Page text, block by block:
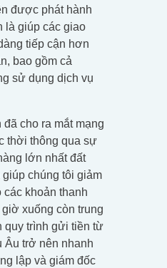
được phát hành
là giúp các giao
tiếp cận hơn
bao gồm cả
sử dụng dịch vụ
đã cho ra mắt mạng
thời thông qua sự
lớn nhất đất
chúng tôi giảm
khoản thanh
xuống còn trung
quy trình gửi tiền từ
Âu trở nên nhanh
lập và giám đốc